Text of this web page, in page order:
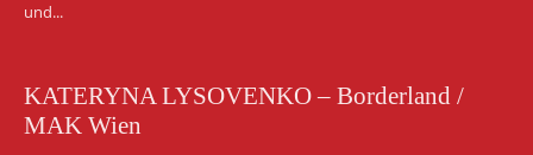
und...
KATERYNA LYSOVENKO – Borderland /
MAK Wien